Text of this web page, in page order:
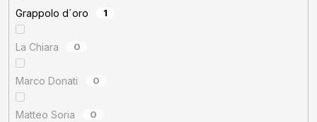
Grappolo d´oro 1
La Chiara 0
Marco Donati 0
Matteo Soria 0